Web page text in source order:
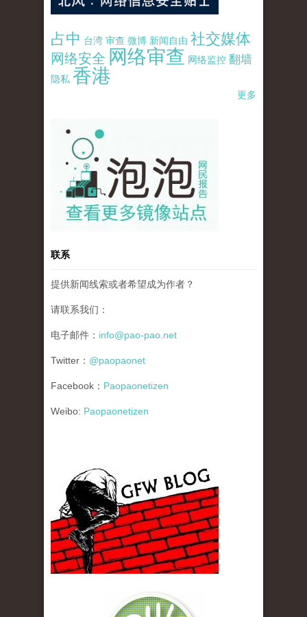
占中 台湾 审查 微博 新闻自由 社交媒体
网络安全 网络审查 网络监控 翻墙
隐私 香港
更多
pao-pao-banner-mirror-site-120814.jpg
联系
提供新闻线索或者希望成为作者？
请联系我们：
电子邮件： info@pao-pao.net
Twitter： @paopaonet
Facebook： Paopaonetizen
Weibo: Paopaonetizen
gfw_blog_small.jpg